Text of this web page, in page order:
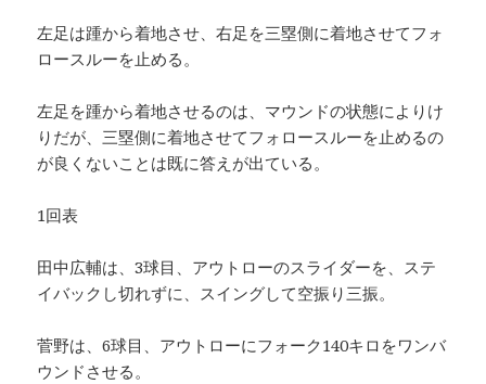
左足は踵から着地させ、右足を三塁側に着地させてフォ
ロースルーを止める。
左足を踵から着地させるのは、マウンドの状態によりけ
りだが、三塁側に着地させてフォロースルーを止めるの
が良くないことは既に答えが出ている。
1回表
田中広輔は、3球目、アウトローのスライダーを、ステ
イバックし切れずに、スイングして空振り三振。
菅野は、6球目、アウトローにフォーク140キロをワンバ
ウンドさせる。